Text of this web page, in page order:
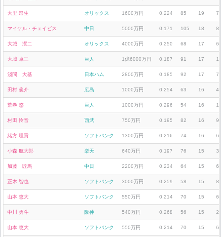
大里 昂生 オリックス 1600万円 0.224 85 19 7
マイケル・チェイビス 中日 5000万円 0.171 105 18 8
大城 滉二 オリックス 4000万円 0.250 68 17 6
大城 卓三 巨人 1億6000万円 0.187 91 17
淺間 大基 日本ハム 2800万円 0.185 92 17 7
田村 俊介 広島 1000万円 0.254 63 16 4
荒巻 悠 巨人 1000万円 0.296 54 16 1
村田 怜音 西武 750万円 0.195 82 16 9
緒方 理貢 ソフトバンク 1300万円 0.216 74 16 6
小森 航大郎 楽天 640万円 0.197 76 15 3
加藤 匠馬 中日 2200万円 0.234 64 15 6
正木 智也 ソフトバンク 3000万円 0.259 58 15 8
山本 恵大 ソフトバンク 550万円 0.214 70 15 6
中川 勇斗 阪神 540万円 0.268 56 15 2
山本 恵大 ソフトバンク 550万円 0.214 70 15 6